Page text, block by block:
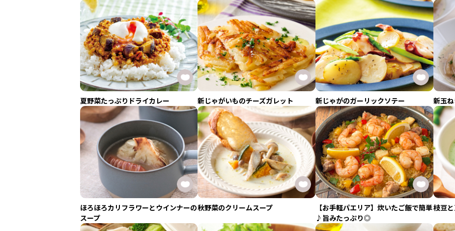
夏野菜たっぷりドライカレー 新じゃがいものチーズガレット 新じゃがのガーリックソテー 新玉
ほろほろカリフラワーとウインナーの
スープ
秋野菜のクリームスープ
【お手軽パエリア】炊いたご飯で簡単
♪旨みたっぷり◎
枝豆